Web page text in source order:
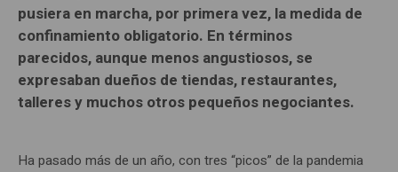
pusiera en marcha, por primera vez, la medida de
confinamiento obligatorio. En términos
parecidos, aunque menos angustiosos, se
expresaban dueños de tiendas, restaurantes,
talleres y muchos otros pequeños negociantes.
Ha pasado más de un año, con tres “picos” de la pandemia